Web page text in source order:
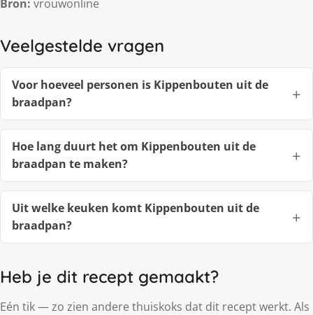
Bron: vrouwonline
Veelgestelde vragen
Voor hoeveel personen is Kippenbouten uit de
braadpan?
Hoe lang duurt het om Kippenbouten uit de
braadpan te maken?
Uit welke keuken komt Kippenbouten uit de
braadpan?
Heb je dit recept gemaakt?
Eén tik — zo zien andere thuiskoks dat dit recept werkt. Als